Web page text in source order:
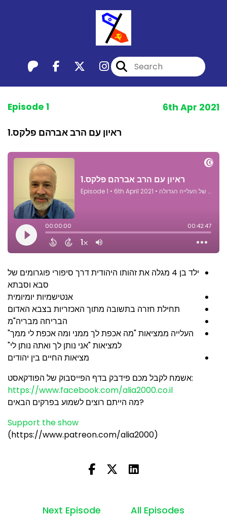
Episode 1 6th Apr 2021
1.ראיון עם הרב אברהם פלקס
ילד בן 4 מגלה את זהותו היהודית דרך סיפורי פוגרומים של
סבא וסבתא
אנטישמיות יומיומית
תחילת חזרה בתשובה מתוך האכזריות בצבא האדום
הבריחה מבריה"מ
העלייה ממציאות "מה אכפת לך ממני ומה אכפת לי ממך"
למציאות "אני נותן לך ואתה נותן לי"
מציאות החיים בין יהודים
:אשמח לקבל מכם פידבק בדף הפייסבוק של הפודקאסט
https://www.facebook.com/alia2000.co.il
?מה הייתם רוצים לשמוע בפרקים הבאים
Support the show
(https://www.patreon.com/alia2000)
Next Episode All Episodes